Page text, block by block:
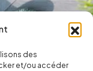
des
et/ou accéder